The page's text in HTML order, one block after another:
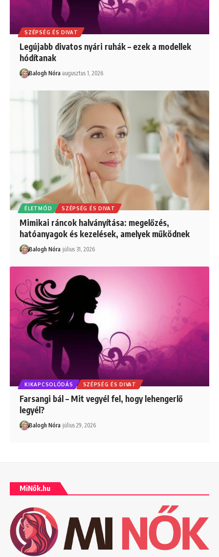
SZÉPSÉG ÉS DIVAT
Legújabb divatos nyári ruhák – ezek a modellek
hódítanak
Balogh Nóra augusztus 1, 2026
ÉLETMÓD SZÉPSÉG ÉS DIVAT
Mimikai ráncok halványítása: megelőzés,
hatóanyagok és kezelések, amelyek működnek
Balogh Nóra július 31, 2026
KIKAPCSOLÓDÁS SZÉPSÉG ÉS DIVAT
Farsangi bál – Mit vegyél fel, hogy lehengerlő
legyél?
Balogh Nóra július 29, 2026
MiNők.hu